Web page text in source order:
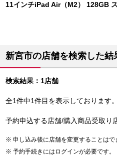
11インチiPad Air（M2） 128GB
新宮市の店舗を検索した
検索結果：1店舗
全1件中1件目を表示しております
予約申込する店舗/購入商品受取り
申し込み後に店舗を変更することはで
予約手続きにはログインが必要です。